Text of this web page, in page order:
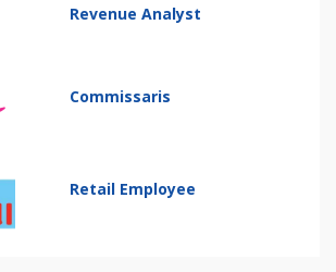
Revenue Analyst
Commissaris
Retail Employee